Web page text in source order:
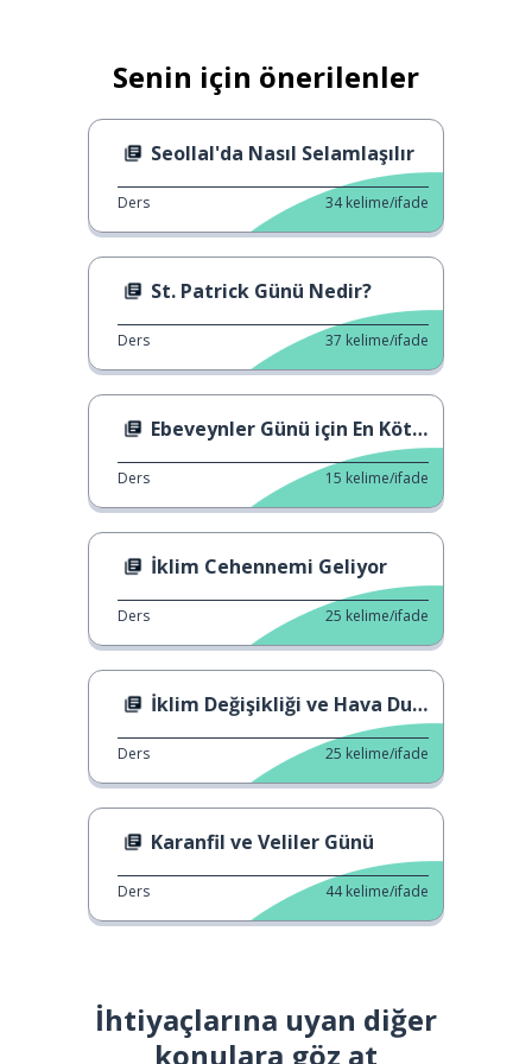
Senin için önerilenler
Seollal'da Nasıl Selamlaşılır
Ders 34 kelime/ifade
St. Patrick Günü Nedir?
Ders 37 kelime/ifade
Ebeveynler Günü için En Kötü Hediye
Ders 15 kelime/ifade
İklim Cehennemi Geliyor
Ders 25 kelime/ifade
İklim Değişikliği ve Hava Durumu
Ders 25 kelime/ifade
Karanfil ve Veliler Günü
Ders 44 kelime/ifade
İhtiyaçlarına uyan diğer
konulara göz at